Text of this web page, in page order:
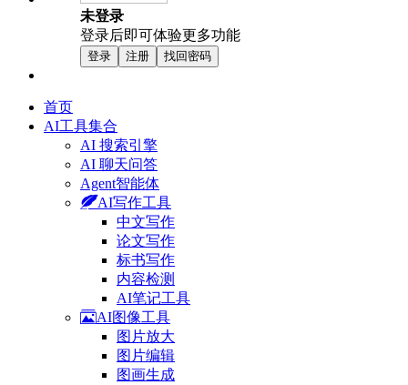
未登录
登录后即可体验更多功能
登录 注册 找回密码
首页
AI工具集合
AI 搜索引擎
AI 聊天问答
Agent智能体
AI写作工具
中文写作
论文写作
标书写作
内容检测
AI笔记工具
AI图像工具
图片放大
图片编辑
图画生成